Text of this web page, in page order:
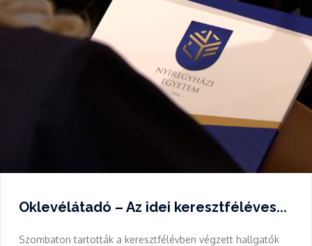
Oklevélátadó – Az idei keresztféléves...
Szombaton tartották a keresztfélévben végzett hallgatók